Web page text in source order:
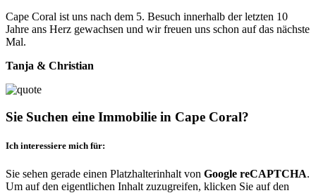
Cape Coral ist uns nach dem 5. Besuch innerhalb der letzten 10
Jahre ans Herz gewachsen und wir freuen uns schon auf das nächste
Mal.
Tanja & Christian
Sie Suchen eine Immobilie in Cape Coral?
Ich interessiere mich für:
Sie sehen gerade einen Platzhalterinhalt von Google reCAPTCHA.
Um auf den eigentlichen Inhalt zuzugreifen, klicken Sie auf den